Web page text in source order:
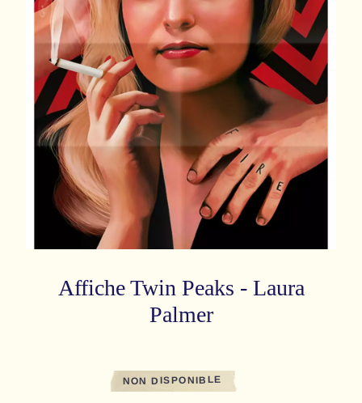
Affiche Twin Peaks - Laura
Palmer
NON DISPONIBLE